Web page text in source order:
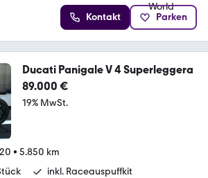
Kontakt Parken
Ducati Panigale V 4 Superleggera
89.000 €
19% MwSt.
• 5.850 km
inkl. Raceauspuffkit